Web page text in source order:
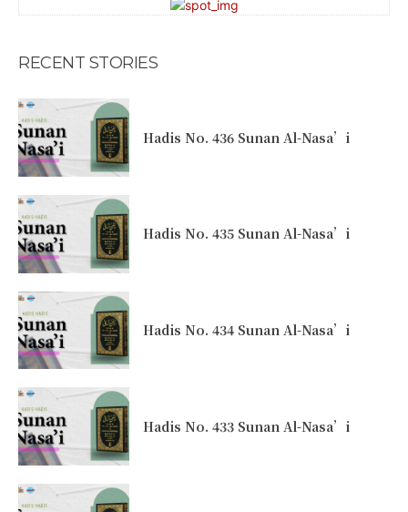
RECENT STORIES
Hadis No. 436 Sunan Al-Nasa’i
Hadis No. 435 Sunan Al-Nasa’i
Hadis No. 434 Sunan Al-Nasa’i
Hadis No. 433 Sunan Al-Nasa’i